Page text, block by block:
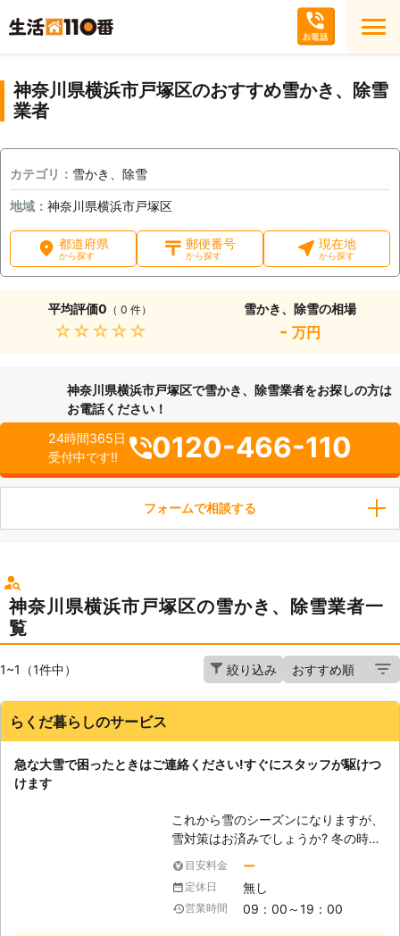
神奈川県横浜市戸塚区のおすすめ雪かき、除雪
業者
カテゴリ： 雪かき、除雪
地域： 神奈川県横浜市戸塚区
都道府県
から探す
郵便番号
から探す
現在地
から探す
平均評価0 （ 0 件）
★★★★★
雪かき、除雪の相場
- 万円
神奈川県横浜市戸塚区で雪かき、除雪業者をお探しの方は
お電話ください！
24時間365日
受付中です!!
0120-466-110
フォームで相談する
神奈川県横浜市戸塚区の雪かき、除雪業者一
覧
1~1（1件中） 絞り込み
らくだ暮らしのサービス
急な大雪で困ったときはご連絡ください!すぐにスタッフが駆けつ
けます
これから雪のシーズンになりますが、
雪対策はお済みでしょうか? 冬の時期
に怖いのは、なんといっても、大雪で
すよね。大雪が振ると、雪が大量に積
もって、駐車場から車が出せなかった
り、雪で玄関から出られないようなト
目安料金 ー
定休日 無し
営業時間 09：00～19：00